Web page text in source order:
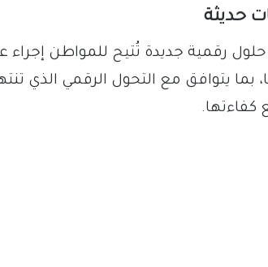
حديثة
رقمية جديدة تُتيح للمواطن إجراء
يتوافق مع التحول الرقمي الذي
كفاءتها.